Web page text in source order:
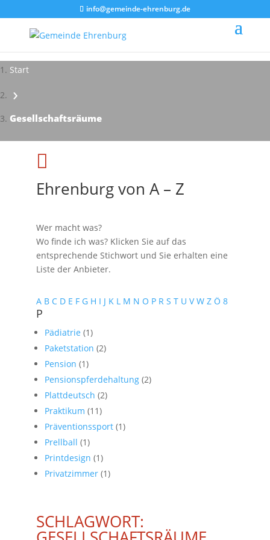
info@gemeinde-ehrenburg.de
Start
›
Gesellschaftsräume
Impressionen - Mareike Kranz

Ehrenburg von A – Z
Wer macht was?
Wo finde ich was? Klicken Sie auf das
entsprechende Stichwort und Sie erhalten eine
Liste der Anbieter.
A B C D E F G H I J K L M N O P R S T U V W Z Ö 8
P
Pädiatrie (1)
Paketstation (2)
Pension (1)
Pensionspferdehaltung (2)
Plattdeutsch (2)
Praktikum (11)
Präventionssport (1)
Prellball (1)
Printdesign (1)
Privatzimmer (1)
SCHLAGWORT: